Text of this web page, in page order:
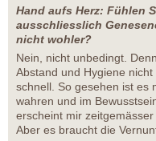
Hand aufs Herz: Fühlen
ausschliesslich
nicht wohler?
Nein, nicht unbedingt.
Abstand und Hygiene
schnell. So gesehen ist es
wahren und im
erscheint mir
Aber es braucht die